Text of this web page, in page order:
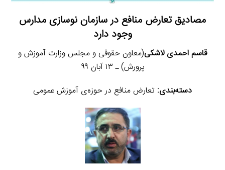
مصادیق تعارض منافع در سازمان نوسازی مدارس
وجود دارد
قاسم احمدی لاشکی(معاون حقوقی و مجلس وزارت آموزش و
پرورش) ـ ۱۳ آبان ۹۹
دسته‌بندی: تعارض منافع در حوزه‌ی آموزش عمومی